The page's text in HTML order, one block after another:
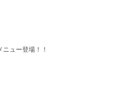
ュー登場！！